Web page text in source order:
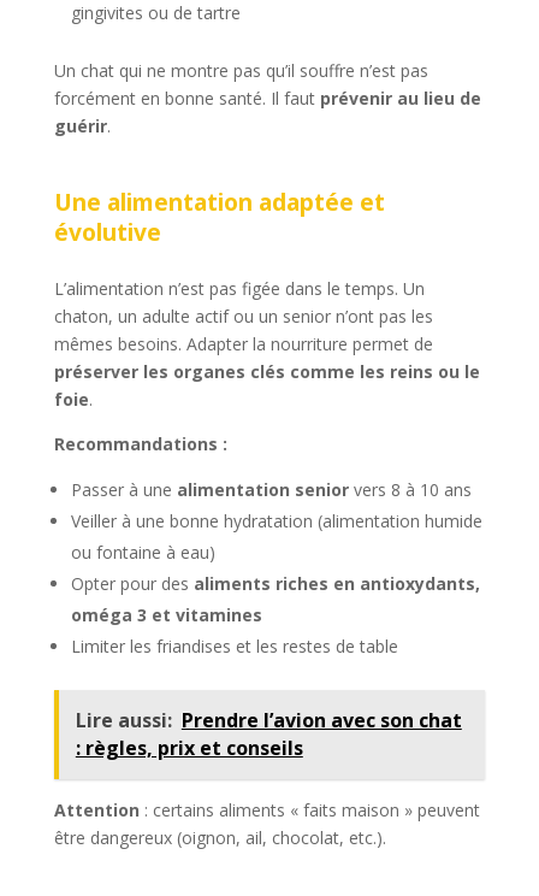
gingivites ou de tartre
Un chat qui ne montre pas qu’il souffre n’est pas
forcément en bonne santé. Il faut prévenir au lieu de
guérir.
Une alimentation adaptée et
évolutive
L’alimentation n’est pas figée dans le temps. Un
chaton, un adulte actif ou un senior n’ont pas les
mêmes besoins. Adapter la nourriture permet de
préserver les organes clés comme les reins ou le
foie.
Recommandations :
Passer à une alimentation seniorvers 8 à 10 ans
Veiller à une bonne hydratation (alimentation humide
ou fontaine à eau)
Opter pour des aliments riches en antioxydants,
oméga 3 et vitamines
Limiter les friandises et les restes de table
Lire aussi: Prendre l’avion avec son chat
: règles, prix et conseils
Attention : certains aliments « faits maison » peuvent
être dangereux (oignon, ail, chocolat, etc.).